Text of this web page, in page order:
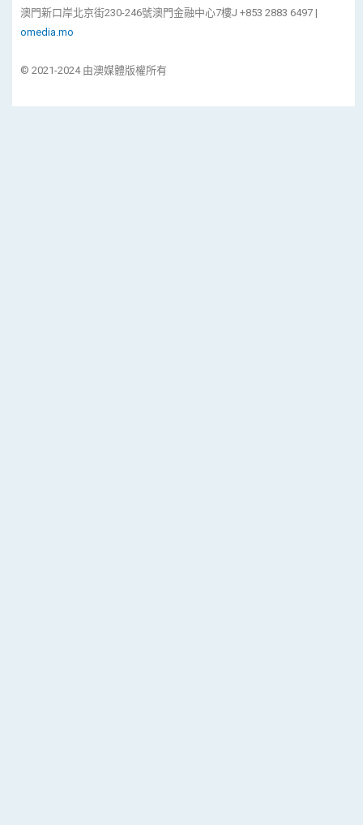
澳門新口岸北京街230-246號澳門金融中心7樓J +853 2883 6497 |
omedia.mo
© 2021-2024 由澳媒體版權所有